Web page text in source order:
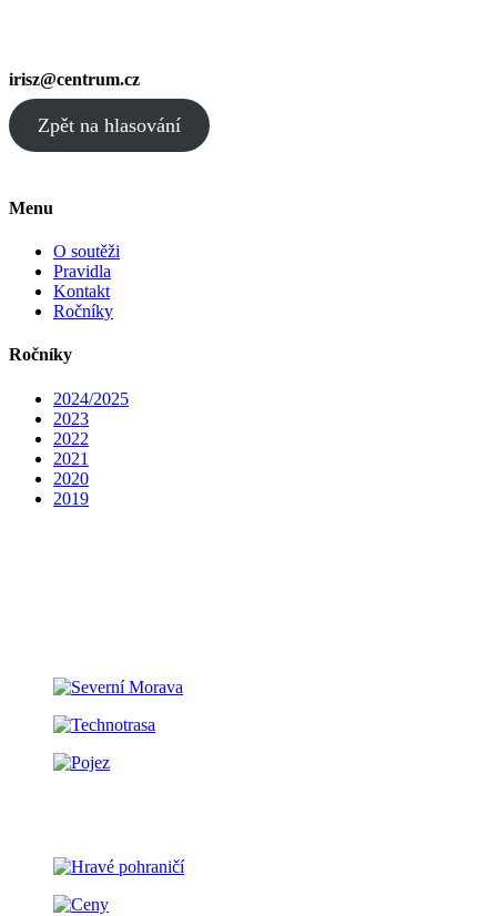
irisz@centrum.cz
Zpět na hlasování
Menu
O soutěži
Pravidla
Kontakt
Ročníky
Ročníky
2024/2025
2023
2022
2021
2020
2019